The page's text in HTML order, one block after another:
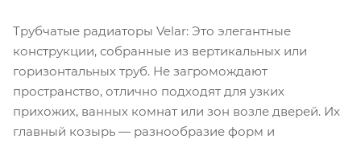
Трубчатые радиаторы Velar: Это элегантные
конструкции, собранные из вертикальных или
горизонтальных труб. Не загромождают
пространство, отлично подходят для узких
прихожих, ванных комнат или зон возле дверей. Их
главный козырь — разнообразие форм и